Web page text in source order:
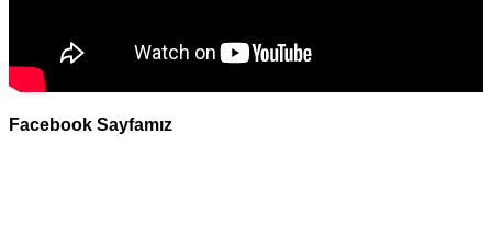
Facebook Sayfamız